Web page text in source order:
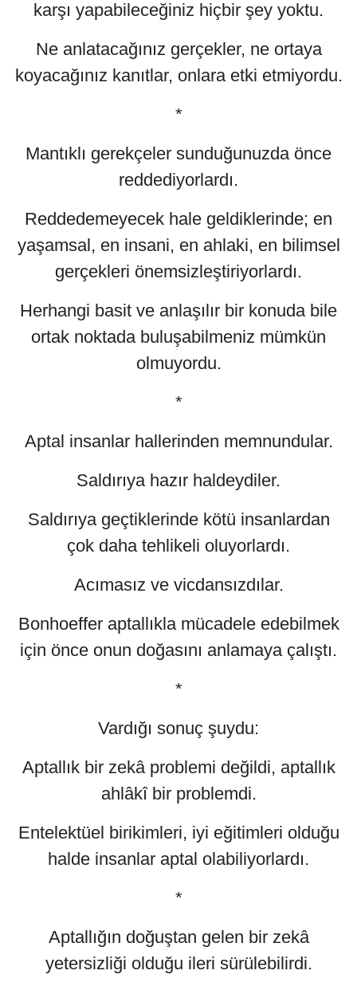
karşı yapabileceğiniz hiçbir şey yoktu.
Ne anlatacağınız gerçekler, ne ortaya
koyacağınız kanıtlar, onlara etki etmiyordu.
*
Mantıklı gerekçeler sunduğunuzda önce
reddediyorlardı.
Reddedemeyecek hale geldiklerinde; en
yaşamsal, en insani, en ahlaki, en bilimsel
gerçekleri önemsizleştiriyorlardı.
Herhangi basit ve anlaşılır bir konuda bile
ortak noktada buluşabilmeniz mümkün
olmuyordu.
*
Aptal insanlar hallerinden memnundular.
Saldırıya hazır haldeydiler.
Saldırıya geçtiklerinde kötü insanlardan
çok daha tehlikeli oluyorlardı.
Acımasız ve vicdansızdılar.
Bonhoeffer aptallıkla mücadele edebilmek
için önce onun doğasını anlamaya çalıştı.
*
Vardığı sonuç şuydu:
Aptallık bir zekâ problemi değildi, aptallık
ahlâkî bir problemdi.
Entelektüel birikimleri, iyi eğitimleri olduğu
halde insanlar aptal olabiliyorlardı.
*
Aptallığın doğuştan gelen bir zekâ
yetersizliği olduğu ileri sürülebilirdi.